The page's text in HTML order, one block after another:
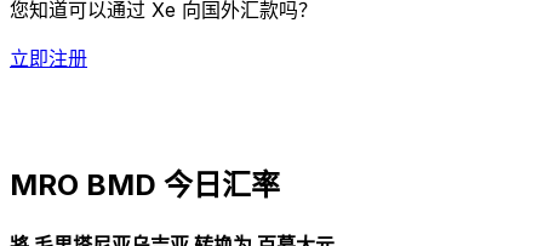
您知道可以通过 Xe 向国外汇款吗？
立即注册
MRO BMD 今日汇率